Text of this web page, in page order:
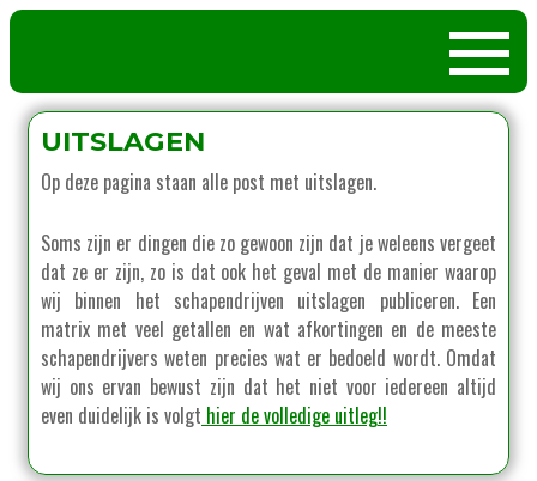
UITSLAGEN
Op deze pagina staan alle post met uitslagen.
Soms zijn er dingen die zo gewoon zijn dat je weleens vergeet
dat ze er zijn, zo is dat ook het geval met de manier waarop
wij binnen het schapendrijven uitslagen publiceren. Een
matrix met veel getallen en wat afkortingen en de meeste
schapendrijvers weten precies wat er bedoeld wordt. Omdat
wij ons ervan bewust zijn dat het niet voor iedereen altijd
even duidelijk is volgt hier de volledige uitleg!!